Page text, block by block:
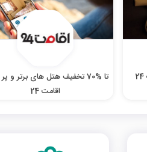
تا %70 تخفیف هتل‌ های برتر و
اقامت 24